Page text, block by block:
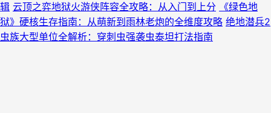
辑 云顶之弈地狱火游侠阵容全攻略：从入门到上分
《绿色地
狱》硬核生存指南：从萌新到雨林老炮的全维度攻略 绝地潜兵2
虫族大型单位全解析：穿刺虫强袭虫泰坦打法指南